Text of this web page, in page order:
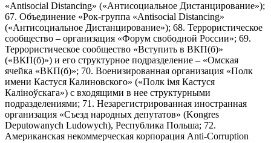
«Antisocial Distancing» («Антисоциальное Дистанцирование»);
67. Объединение «Рок-группа «Antisocial Distancing»
(«Антисоциальное Дистанцирование»); 68. Террористическое
сообщество – организация «Форум свободной России»; 69.
Террористическое сообщество «Вступить в ВКП(б)»
(«ВКП(б)») и его структурное подразделение – «Омская
ячейка «ВКП(б)»; 70. Военизированная организация «Полк
имени Кастуся Калиновского» («Полк iмя Кастуся
Калiноўскага») с входящими в нее структурными
подразделениями; 71. Незарегистрированная иностранная
организация «Съезд народных депутатов» (Kongres
Deputowanych Ludowych), Республика Польша; 72.
Американская некоммерческая корпорация Anti-Corruption